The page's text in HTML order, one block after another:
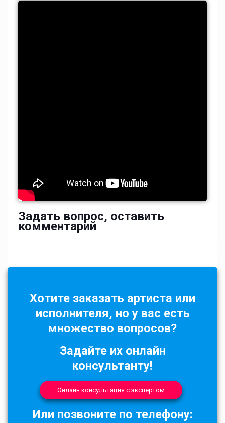
Задать вопрос, оставить
комментарий
Хотите заказать артиста или
исполнителя, но у вас есть
множество вопросов?
Задайте их онлайн
консультанту!
Онлайн консультация с экспертом
Или позвоните по телефону: